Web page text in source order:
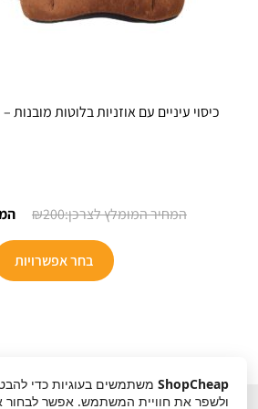
כיסוי עיניים עם אוזניות בלוטות
₪200
המקורי
היה:
₪200.
בחר אפשרויות
ShopCheap משתמשים בעוגיות כדי
ולשפר את חוויית המשתמש. אפשר לבחור